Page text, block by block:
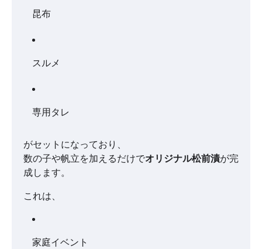
昆布
スルメ
専用タレ
がセットになっており、
数の子や帆立を加えるだけでオリジナル松前漬が完
成します。
これは、
家庭イベント